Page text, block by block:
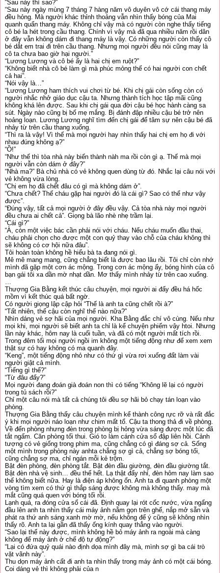
“Sau này thì sao?”
“Sau này ngày mùng 7 tháng 7 hàng năm vô duyên vô cớ cái thang máy
đều hỏng. Mà người khác thỉnh thoảng vẫn nhìn thấy bóng của Mai
quanh quẩn thang máy. Không chỉ vậy mà có người còn nghe thấy tiếng
cô bé la hét trong cầu thang. Chính vì vậy mà đã qua nhiều năm rồi dân
ở đây vẫn không dám đi thang máy là vậy. Có những người còn thấy cô
bé dắt em trai đi trên cầu thang. Nhưng mọi người đều nói cũng may là
cô ta chưa bao giờ hại người.”
“Lương Lương và cô bé ấy là hai chị em ruột?”
“Không biết nhà cô bé làm gì mà phúc mỏng thế có hai người con chết
cả hai”.
“Nói vậy là…”
“Lương Lương ham thích vui chơi từ bé. Khi chị gái còn sống còn có
người nhắc nhở giáo dục cậu ta. Nhưng thành tích học tập mãi cũng
không khá lên được. Sau khi chị gái qua đời cậu bé học hành càng sa
sút. Ngày nào cũng bị bố mẹ mắng. Bị đánh đập nhiều cậu bé trở nên
hoảng loạn. Lương Lương nghĩ tìm đến chị gái để tâm sự nên cậu bé đã
nhảy từ trên cầu thang xuống.
“Thì ra là vậy! Vì thế mà mọi người hay nhìn thấy hai chị em họ đi với
nhau đúng không ạ?”
“Ồ!”
“Như thế thì tòa nhà này biến thành nàh ma rồi còn gì ạ. Thế mà mọi
người vẫn còn dám ở đây?”
“Nhà ma?” Bà chủ nhà có vẻ không quen dùng từ đó. Nhắc lại câu nói với
vẻ không vừa lòng.
“Chị em họ đã chết đâu có gì mà không dám ở”.
“Chưa chết? Thế cháu gặp hai người đó là cái gì? Sao có thể như vậy
được”.
“Đúng vậy, tất cả mọi người ở đây đều vậy. Cả tòa nhà này mọi người
đều chưa ai chết cả”. Giọng bà lão nhè nhẹ trầm lại.
“Cái gì?”
“À, còn một việc bác cần phải nói với cháu. Nếu cháu muốn đầu thai,
cháu phải chọn cho được một con quỷ thay vào chỗ của cháu không thì
sẽ không có cơ hội nữa đâu”.
Tôi hoàn toàn không hề hiểu bà ta đang nói gì.
Mê mê mang mang, cũng chẳng biết là được bao lâu rồi. Tôi chỉ còn nhớ
mình đã gặp một cơn ác mộng. Trong cơn ác mộng ấy, bóng hình của cô
bạn gái tôi xa dần mờ nhạt dần. Mơ thấy mình nhảy từ trên cao xuống.
…
Thượng Gia Bằng kết thúc câu chuyện, mọi người ai đấy đều há hốc
mồm vì kết thúc quá bất ngờ.
Có người giọng lập cập hỏi “Thế là anh ta cũng chết rồi à?”
“Tất nhiên, thế cậu còn nghĩ thế nào nữa?”
Nhìn dáng vẻ sợ hãi của mọi người. Kha Bằng đắc chí vô cùng. Nếu như
mọi khi, mọi người sẽ biết anh ta chỉ là kể chuyện phiếm vậy htoi. Nhưng
lần này khác, hôm nay là cuối tuần, và đã có một người mất tích rồi.
Trong đêm tối mọi người ngồi im không một tiếng động như để xem xem
thật sự có hay không có ma quanh đây.
“Keng”, một tiếng động nhỏ như có thứ gì vừa rơi xuống đất làm vài
người giật cả mình.
“Tiếng gì thế?”
“Từ đâu đấy?”
Mọi người đang đoán già đoán non thì có tiếng “Không lẽ lại có người
trong tủ sách rồi?”
Chỉ một câu nói mà tất cả chúng tôi đều sợ hãi bỏ chạy tán loạn vào
phòng.
Thượng Gia Bằng thấy câu chuyện mình kể thành công rực rỡ và rất đắc
ý khi mọi người náo loạn như chim mất tổ. Cậu ta thong thả đi về phòng.
Về đến phòng nhưng đèn trong phòng bị hỏng vừa sáng được một lúc đã
tắt ngấm. Căn phòng tối thui. Gió to làm cánh cửa sổ đập liên hồi. Cảnh
tượng có vẻ giống trong phim ma, cũng chẳng có gì đáng sợ cả. Sống
một mình trong phòng này anhta chẳng sợ gì cả, chẳng sợ bóng tối,
cũng chẳng sợ ma, chỉ ngán mỗi kẻ trộm.
Bật đèn phòng, đèn phòng tắt. Bật đèn đầu giường, đèn đầu giường tắt.
Bật đèn nhà vệ sinh… đều thế hết. Lạ thật đấy nhỉ, đèn hôm nay làm sao
thế không biết nữa. Hay là điện áp không ổn. Anh ta đi quanh phòng một
vòng tìm xem có thứ gì thắp sáng được không mà không thấy. may mà
mắt cũng quá quen với bóng tối rồi.
Lạnh quá, ra đóng cửa sổ cái đã. Định quay lại rót cốc nước, vừa ngẩng
đầu lên anh ta nhìn thấy cái máy ảnh nằm gọn trên ghế, nắp mở sẵn và
phát ra thứ anh sáng xanh mờ mờ, nếu không để ý cũng sẽ không nhìn
thấy rõ. Anh ta lại gần đã thấy ống kính quay thẳng vào người.
“Sao lại thế này được, mình không hề bỏ máy ảnh ra ngoài mà càng
không để máy ảnh ở chế độ tự động?”
“Lại có đứa quỷ quái nào định dọa mình đây mà, mình sợ gì ba cái trò
vặt vãnh này”.
Thu dọn máy ảnh cất đi anh ta nhìn thấy trong máy ảnh có một cái bóng.
Coi dáng vẻ thì không phải của n